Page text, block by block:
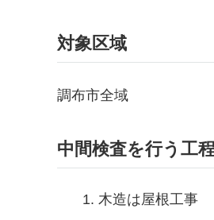
対象区域
調布市全域
中間検査を行う工
木造は屋根工事